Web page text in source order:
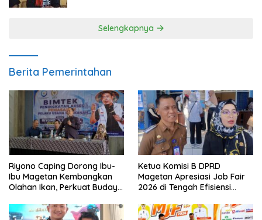
Selengkapnya
Berita Pemerintahan
Riyono Caping Dorong Ibu-
Ibu Magetan Kembangkan
Olahan Ikan, Perkuat Budaya
Ketua Komisi B DPRD
Magetan Apresiasi Job Fair
2026 di Tengah Efisiensi